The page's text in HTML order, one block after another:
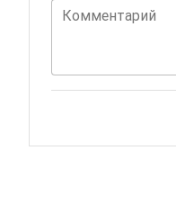
Комментарий